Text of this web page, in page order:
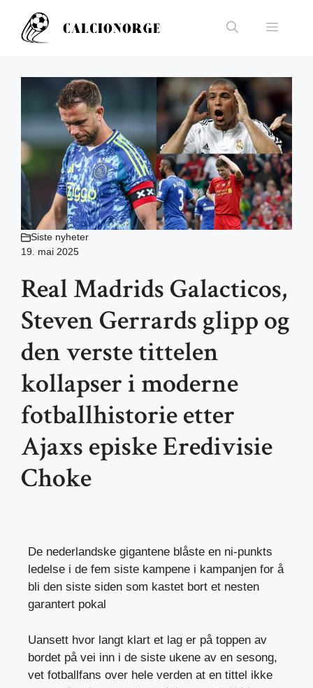
innhold
Meny
Siste nyheter
19. mai 2025
Real Madrids Galacticos,
Steven Gerrards glipp og
den verste tittelen
kollapser i moderne
fotballhistorie etter
Ajaxs episke Eredivisie
Choke
De nederlandske gigantene blåste en ni-punkts
ledelse i de fem siste kampene i kampanjen for å
bli den siste siden som kastet bort et nesten
garantert pokal
Uansett hvor langt klart et lag er på toppen av
bordet på vei inn i de siste ukene av en sesong,
vet fotballfans over hele verden at en tittel ikke